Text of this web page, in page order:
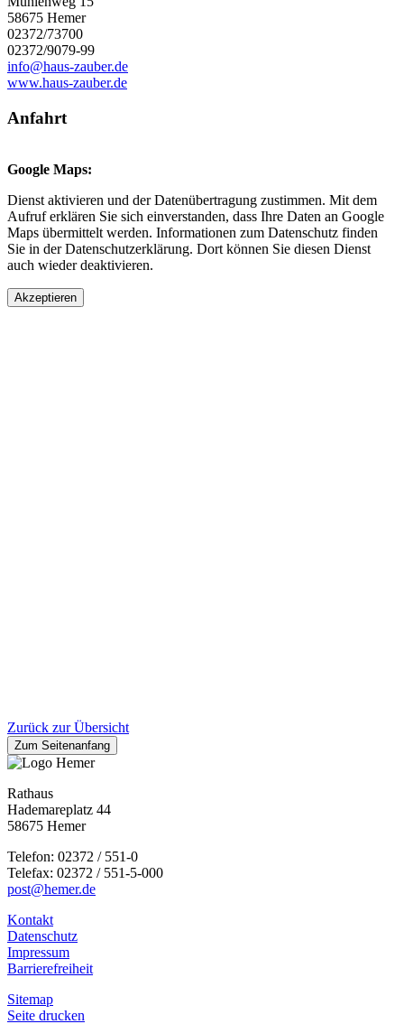
58675 Hemer
02372/73700
02372/9079-99
info@haus-zauber.de
www.haus-zauber.de
Anfahrt
Google Maps:
Dienst aktivieren und der Datenübertragung zustimmen. Mit dem
Aufruf erklären Sie sich einverstanden, dass Ihre Daten an Google
Maps übermittelt werden. Informationen zum Datenschutz finden
Sie in der Datenschutzerklärung. Dort können Sie diesen Dienst
auch wieder deaktivieren.
Akzeptieren
Zurück zur Übersicht
Zum Seitenanfang
Rathaus
Hademareplatz 44
58675 Hemer
Telefon: 02372 / 551-0
Telefax: 02372 / 551-5-000
post@hemer.de
Kontakt
Datenschutz
Impressum
Barrierefreiheit
Sitemap
Seite drucken